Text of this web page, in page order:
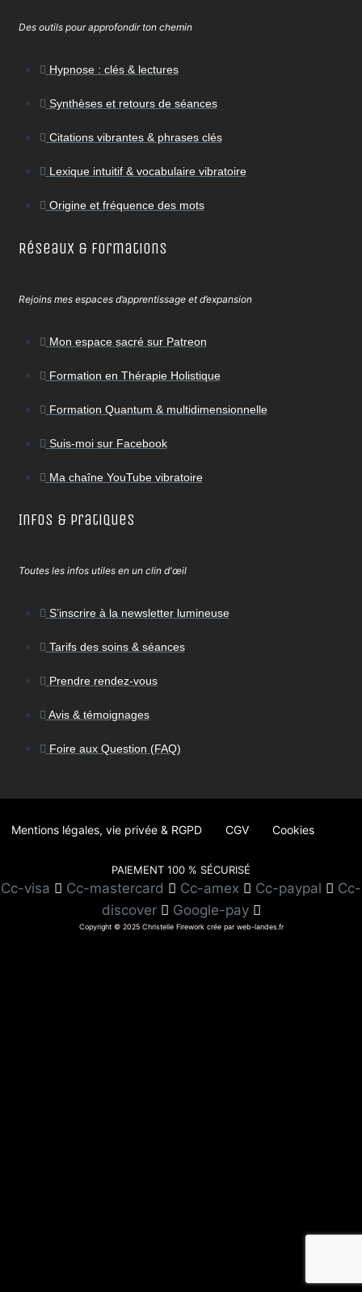
Des outils pour approfondir ton chemin
Hypnose : clés & lectures
Synthèses et retours de séances
Citations vibrantes & phrases clés
Lexique intuitif & vocabulaire vibratoire
Origine et fréquence des mots
Réseaux & Formations
Rejoins mes espaces d’apprentissage et d’expansion
Mon espace sacré sur Patreon
Formation en Thérapie Holistique
Formation Quantum & multidimensionnelle
Suis-moi sur Facebook
Ma chaîne YouTube vibratoire
Infos & Pratiques
Toutes les infos utiles en un clin d'œil
S’inscrire à la newsletter lumineuse
Tarifs des soins & séances
Prendre rendez-vous
Avis & témoignages
Foire aux Question (FAQ)
Mentions légales, vie privée & RGPD CGV Cookies
PAIEMENT 100 % SÉCURISÉ
Cc-visa Cc-mastercard Cc-amex Cc-paypal
Cc-
discover
Google-pay
Copyright © 2025 Christelle Firework crée par web-landes.fr